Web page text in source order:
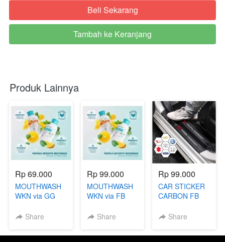
`Beli Sekarang
`
Tambah ke Keranjang
Produk Lainnya
Rp 69.000
MOUTHWASH
WKN via GG
Share
Rp 99.000
MOUTHWASH
WKN via FB
Share
Rp 99.000
CAR STICKER
CARBON FB
Share